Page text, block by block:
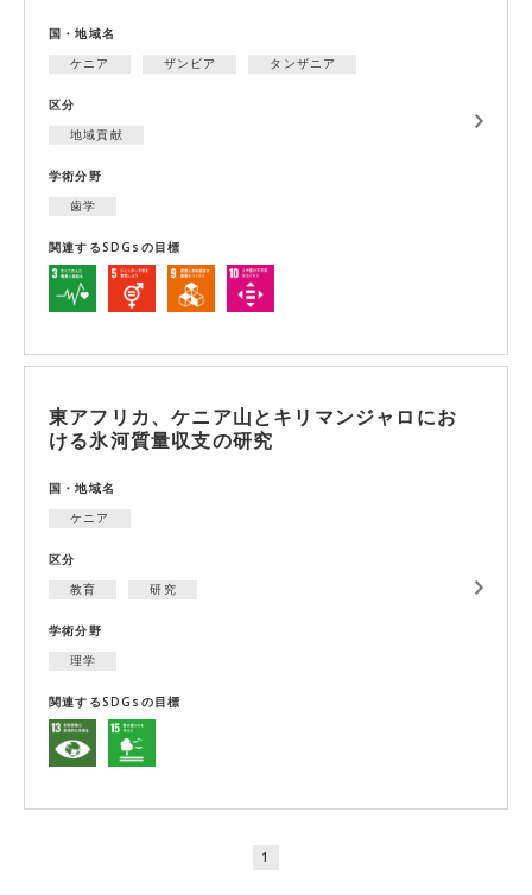
国・地域名
ケニア
ザンビア タンザニア
区分
地域貢献
学術分野
歯学
関連するSDGsの目標
東アフリカ、ケニア山とキリマンジャロにお
ける氷河質量収支の研究
国・地域名
ケニア
区分
教育
研究
学術分野
理学
関連するSDGsの目標
1